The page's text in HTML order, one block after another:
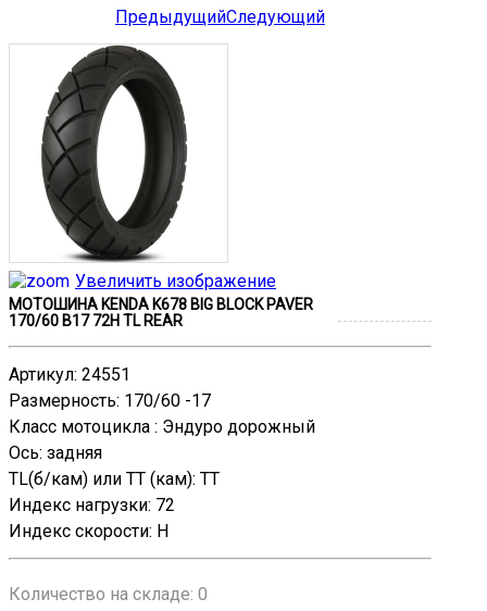
ПредыдущийСледующий
Увеличить изображение
МОТОШИНА KENDA K678 BIG BLOCK PAVER
170/60 B17 72H TL REAR
Артикул: 24551
Размерность: 170/60 -17
Класс мотоцикла : Эндурo дорожный
Ось: задняя
TL(б/кам) или TT (кам): TT
Индекс нагрузки: 72
Индекс скорости: H
Количество на складе: 0